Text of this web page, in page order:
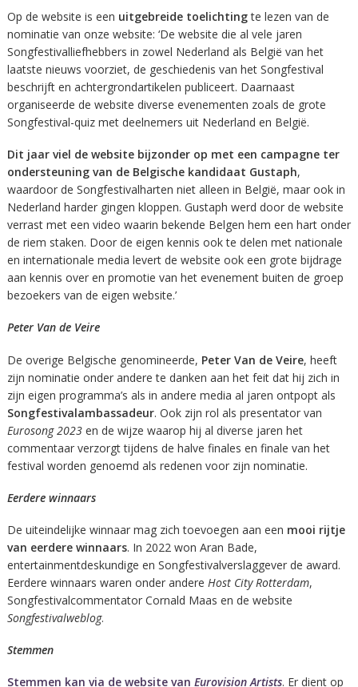
Op de website is een uitgebreide toelichtingte lezen van de
nominatie van onze website: ‘De website die al vele jaren
Songfestivalliefhebbers in zowel Nederland als België van het
laatste nieuws voorziet, de geschiedenis van het Songfestival
beschrijft en achtergrondartikelen publiceert. Daarnaast
organiseerde de website diverse evenementen zoals de grote
Songfestival-quiz met deelnemers uit Nederland en België.
Dit jaar viel de website bijzonder op met een campagne ter
ondersteuning van de Belgische kandidaat Gustaph,
waardoor de Songfestivalharten niet alleen in België, maar ook in
Nederland harder gingen kloppen. Gustaph werd door de website
verrast met een video waarin bekende Belgen hem een hart onder
de riem staken. Door de eigen kennis ook te delen met nationale
en internationale media levert de website ook een grote bijdrage
aan kennis over en promotie van het evenement buiten de groep
bezoekers van de eigen website.’
Peter Van de Veire
De overige Belgische genomineerde, Peter Van de Veire, heeft
zijn nominatie onder andere te danken aan het feit dat hij zich in
zijn eigen programma’s als in andere media al jaren ontpopt als
Songfestivalambassadeur. Ook zijn rol als presentator van
Eurosong 2023en de wijze waarop hij al diverse jaren het
commentaar verzorgt tijdens de halve finales en finale van het
festival worden genoemd als redenen voor zijn nominatie.
Eerdere winnaars
De uiteindelijke winnaar mag zich toevoegen aan een mooi rijtje
van eerdere winnaars. In 2022 won Aran Bade,
entertainmentdeskundige en Songfestivalverslaggever de award.
Eerdere winnaars waren onder andere Host City Rotterdam,
Songfestivalcommentator Cornald Maas en de website
Songfestivalweblog.
Stemmen
Stemmen kan via de website van Eurovision Artists. Er dient op